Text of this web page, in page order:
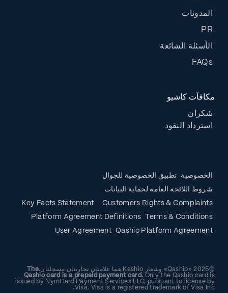
المدونات
PR
الأسئلة الشائعة
FAQs
مكافآت كاشيو
شكران
استرداد النقود
الخصوصية
تطبيق الخصوصية للجوال
شروط اللائحة العامة لحماية البيانات
Customers Rights & Complaints
Key Facts Statement
Terms & Conditions
Platform Agreement Definitions
Qashio Platform Agreement
User Agreement
©2025 «Qashio» وشعار Kashio هما علامتان تجاريتان مسجلتان.
The
Qashio card is a prepaid payment card. Only the Qashio card is
issued by NymCard Payment Services LLC, pursuant to license by
Visa. Visa is a registered trademark of Visa Inc.